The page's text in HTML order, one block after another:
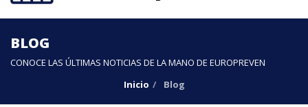
BLOG
CONOCE LAS ÚLTIMAS NOTICIAS DE LA MANO DE EUROPREVEN
Inicio
Blog